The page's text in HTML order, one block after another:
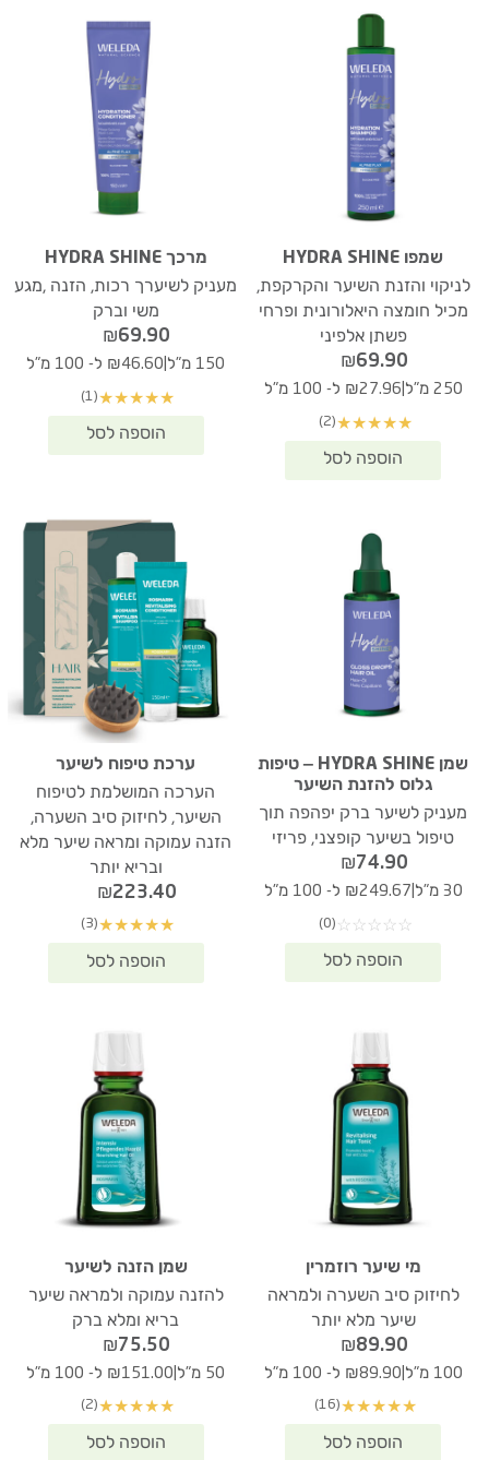
שמפו HYDRA SHINE
לניקוי והזנת השיער והקרקפת,
מכיל חומצה היאלורונית ופרחי
פשתן אלפיני
₪69.90
250 מ"ל ₪27.96 ל- 100 מ"ל
★
★
★
★
★
(2)
מרכך HYDRA SHINE
מעניק לשיערך רכות, הזנה ,מגע
משי וברק
₪69.90
150 מ"ל ₪46.60 ל- 100 מ"ל
★
★
★
★
★
(1)
שמן HYDRA SHINE – טיפות
גלוס להזנת השיער
מעניק לשיער ברק יפהפה תוך
טיפול בשיער קופצני, פריזי
₪74.90
30 מ"ל ₪249.67 ל- 100 מ"ל
☆
☆
☆
☆
☆
(0)
ערכת טיפוח לשיער
הערכה המושלמת לטיפוח
השיער, לחיזוק סיב השערה,
הזנה עמוקה ומראה שיער מלא
ובריא יותר
₪223.40
★
★
★
★
★
(3)
מי שיער רוזמרין
לחיזוק סיב השערה ולמראה
שיער מלא יותר
₪89.90
100 מ"ל ₪89.90 ל- 100 מ"ל
★
★
★
★
★
(16)
שמן הזנה לשיער
להזנה עמוקה ולמראה שיער
בריא ומלא ברק
₪75.50
50 מ"ל ₪151.00 ל- 100 מ"ל
★
★
★
★
★
(2)